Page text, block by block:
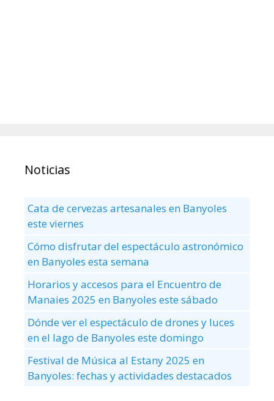
Noticias
Cata de cervezas artesanales en Banyoles
este viernes
Cómo disfrutar del espectáculo astronómico
en Banyoles esta semana
Horarios y accesos para el Encuentro de
Manaies 2025 en Banyoles este sábado
Dónde ver el espectáculo de drones y luces
en el lago de Banyoles este domingo
Festival de Música al Estany 2025 en
Banyoles: fechas y actividades destacados